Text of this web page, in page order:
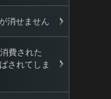
消せません
費された
されてしま